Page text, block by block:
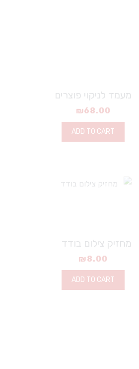
מעמד לניקוי פוצרים
₪68.00
ADD TO CART
מחזיק צילום בודד
₪8.00
ADD TO CART